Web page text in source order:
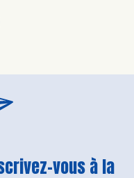
vous à la